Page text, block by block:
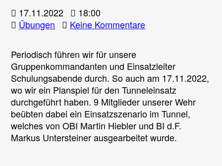
17.11.2022
18:00
Übungen
Keine Kommentarezu
und
Einsatzleiter
–
Planspiel
Tunneleinsatz
Periodisch führen wir für unsere
Gruppenkommandanten und Einsatzleiter
Schulungsabende durch. So auch am 17.11.2022,
wo wir ein Planspiel für den Tunneleinsatz
durchgeführt haben. 9 Mitglieder unserer Wehr
beübten dabei ein Einsatzszenario im Tunnel,
welches von OBI Martin Hiebler und BI d.F.
Markus Untersteiner ausgearbeitet wurde.